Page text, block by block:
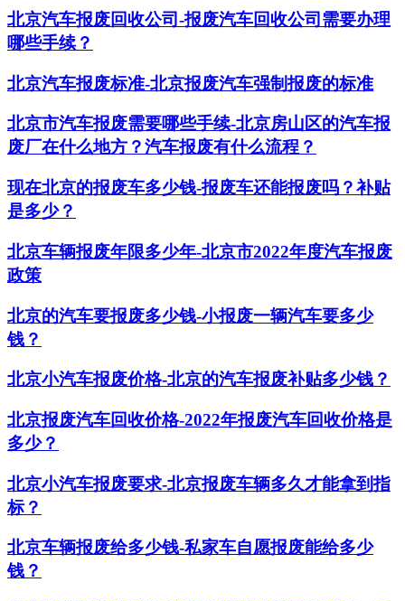
北京汽车报废回收公司-报废汽车回收公司需要办理
哪些手续？
北京汽车报废标准-北京报废汽车强制报废的标准
北京市汽车报废需要哪些手续-北京房山区的汽车报
废厂在什么地方？汽车报废有什么流程？
现在北京的报废车多少钱-报废车还能报废吗？补贴
是多少？
北京车辆报废年限多少年-北京市2022年度汽车报废
政策
北京的汽车要报废多少钱-小报废一辆汽车要多少
钱？
北京小汽车报废价格-北京的汽车报废补贴多少钱？
北京报废汽车回收价格-2022年报废汽车回收价格是
多少？
北京小汽车报废要求-北京报废车辆多久才能拿到指
标？
北京车辆报废给多少钱-私家车自愿报废能给多少
钱？